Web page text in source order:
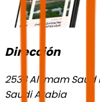
Dirección
2533 Al Imam Saud
Saudi Arabia